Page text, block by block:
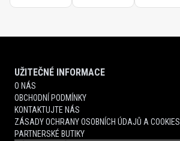
UŽITEČNÉ INFORMACE
O NÁS
OBCHODNÍ PODMÍNKY
KONTAKTUJTE NÁS
ZÁSADY OCHRANY OSOBNÍCH ÚDAJŮ A COOKIES
PARTNERSKÉ BUTIKY